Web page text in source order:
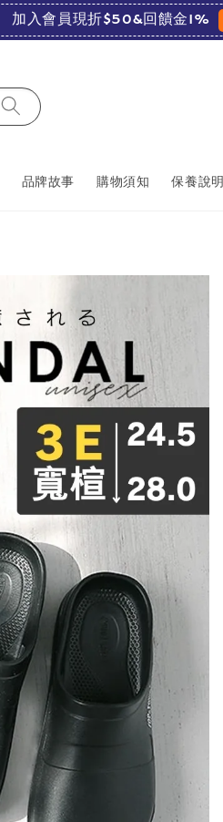
加入會員現折$50&回饋金1%
品牌故事 購物須知 保養說明